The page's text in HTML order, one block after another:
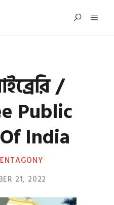
/
Public
India
21, 2022